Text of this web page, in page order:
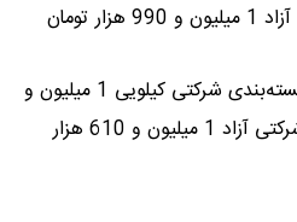
تومان
مخلوط گوسفندی بدون دنبه بسته‌بندی شرکتی کیلویی 1 میلیون و
432 هزار تومان/ بسته‌بندی شرکتی آزاد 1 میلیون و 610 هزار